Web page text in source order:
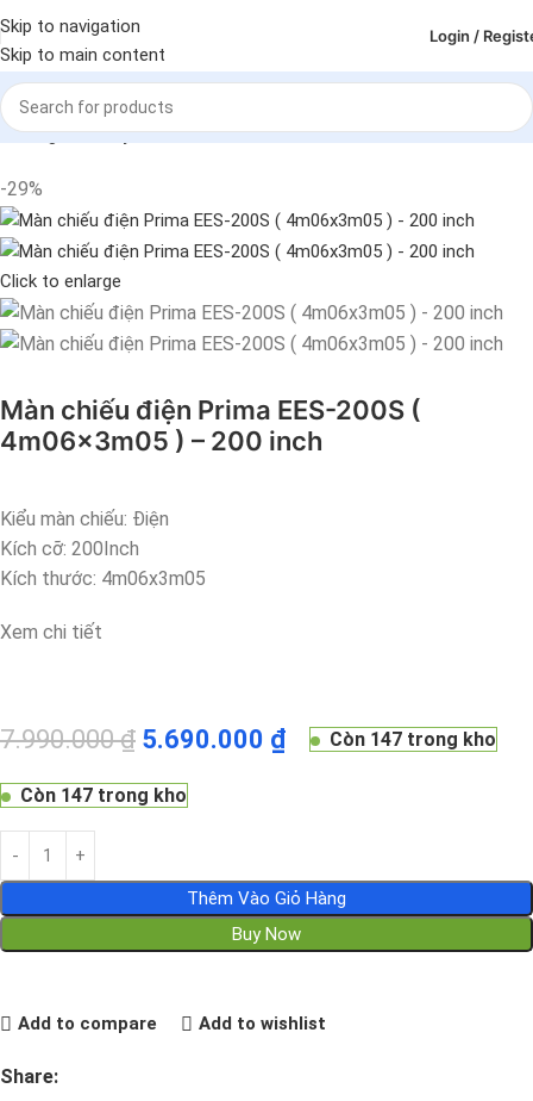
Skip to navigation
Skip to main content
Login /
Trang chủ Máy chiếu - Màn chiếu Màn chiếu
-29%
Click to enlarge
Màn chiếu điện Prima EES-200S (
4m06x3m05 ) – 200 inch
Kiểu màn chiếu: Điện
Kích cỡ: 200Inch
Kích thước: 4m06x3m05
Xem chi tiết
7.990.000₫ 5.690.000 ₫ Còn 147 trong kho
Còn 147 trong kho
Thêm Vào Giỏ Hàng
Buy Now
Add to compare Add to wishlist
Share: